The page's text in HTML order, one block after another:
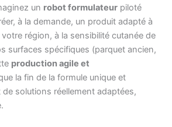
un robot formulateur piloté
à la demande, un produit adapté à
votre région, à la sensibilité cutanée de
surfaces spécifiques (parquet ancien,
production agile et
la fin de la formule unique et
de solutions réellement adaptées,